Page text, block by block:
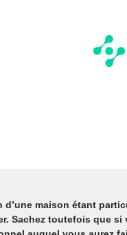
d’une maison étant
Sachez toutefois que